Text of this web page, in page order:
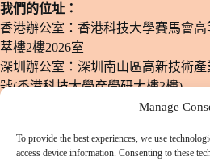
Manage
To provide the best experiences, we use
access device information. Consenting to these
我們的位址：
香港辦公室：香港科技大學賽馬會
萃樓2樓2026室
深圳辦公室：深圳南山區高新技術
號(香港科技大學產學研大樓3樓)
info@lulusmiles.com
電話號碼：+852-51780619